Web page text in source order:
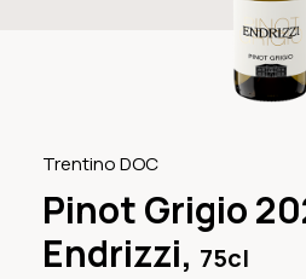
Trentino DOC
Pinot Grigio
Endrizzi, 75cl